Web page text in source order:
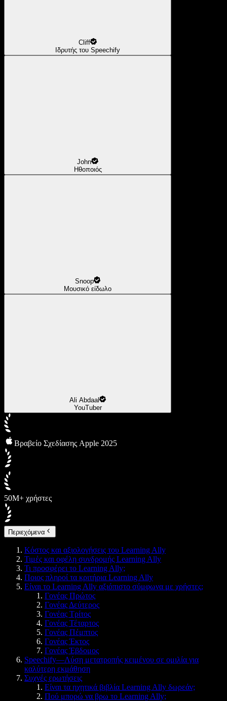
Cliff
Ιδρυτής του Speechify
John
Ηθοποιός
Snoop
Μουσικό είδωλο
Ali Abdaal
YouTuber
Βραβείο Σχεδίασης Apple 2025
50M+ χρήστες
Περιεχόμενα
Κόστος και αξιολογήσεις του Learning Ally
Τιμές και οφέλη συνδρομής Learning Ally
Τι προσφέρει το Learning Ally;
Ποιος πληροί τα κριτήρια Learning Ally
Είναι το Learning Ally αξιόπιστο σύμφωνα με χρήστες;
Γονέας Πρώτος
Γονέας Δεύτερος
Γονέας Τρίτος
Γονέας Τέταρτος
Γονέας Πέμπτος
Γονέας Έκτος
Γονέας Έβδομος
Speechify—Λύση μετατροπής κειμένου σε ομιλία για
καλύτερη εκμάθηση
Συχνές ερωτήσεις
Είναι τα ηχητικά βιβλία Learning Ally δωρεάν;
Πού μπορώ να βρω το Learning Ally;